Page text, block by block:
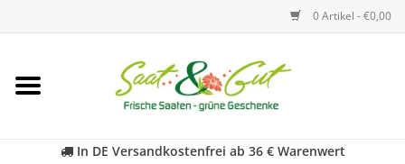
0 Artikel - €0,00
Startseite
In DE Versandkostenfrei ab 36 € Warenwert